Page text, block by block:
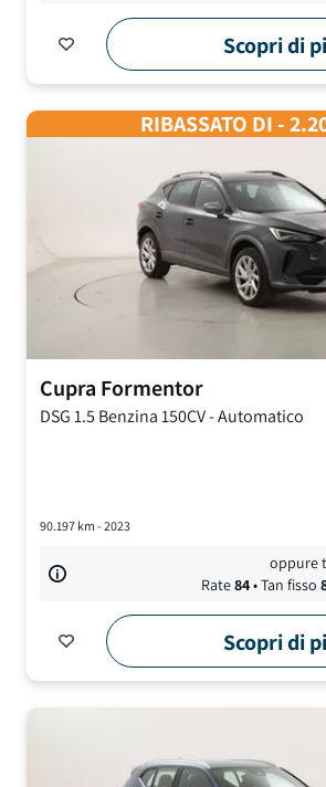
Scopri di
RIBASSATO DI -
Cupra Formentor
DSG1.5 Benzina 150CV-Automatico
90.197km - 2023
oppure
Rate84• Tan fisso
Scopri di